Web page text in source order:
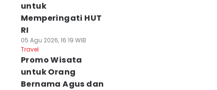
untuk
Memperingati HUT
RI
05 Agu 2026, 16:19 WIB
Travel
Promo Wisata
untuk Orang
Bernama Agus dan